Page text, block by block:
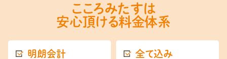
こころみたすは
安心頂ける料金体系
明朗会計 全て込み